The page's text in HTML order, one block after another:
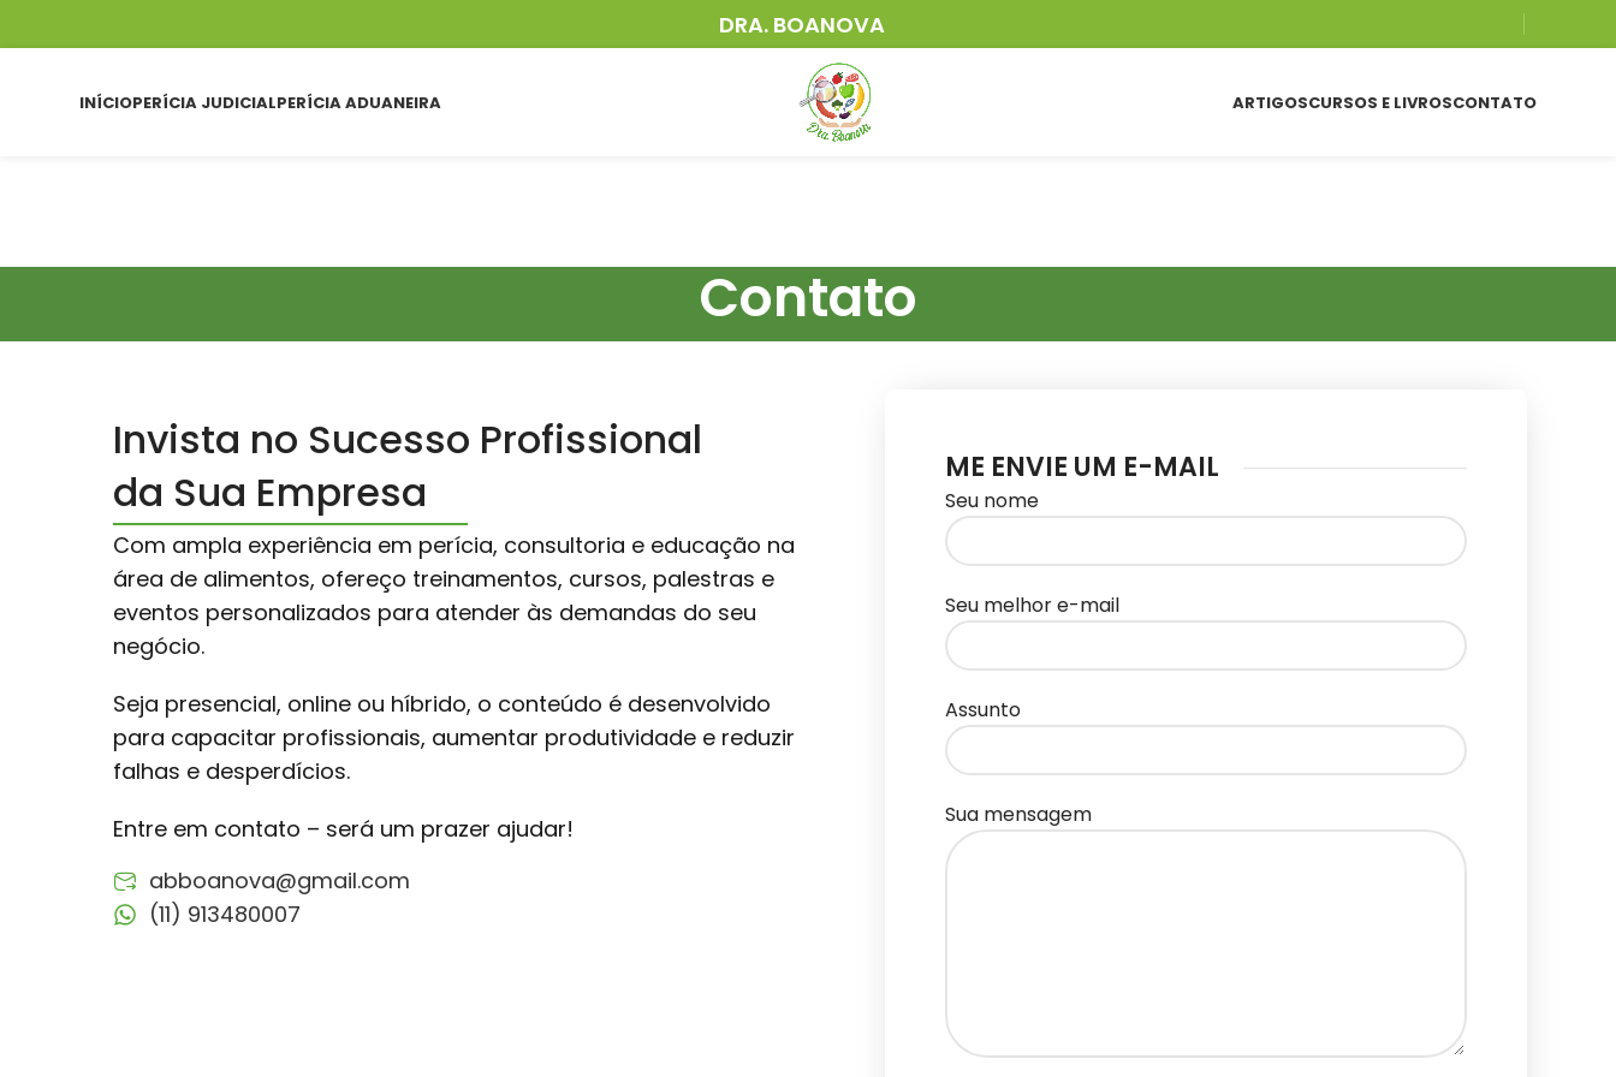
DRA. BOANOVA
INÍCIOPERÍCIA JUDICIALPERÍCIA ADUANEIRA ARTIGOSCURSOS E LIVROSCONTATO
Contato
Invista no Sucesso Profissional
da Sua Empresa
Com ampla experiência em perícia, consultoria e educação na
área de alimentos, ofereço treinamentos, cursos, palestras e
eventos personalizados para atender às demandas do seu
negócio.
Seja presencial, online ou híbrido, o conteúdo é desenvolvido
para capacitar profissionais, aumentar produtividade e reduzir
falhas e desperdícios.
Entre em contato – será um prazer ajudar!
abboanova@gmail.com
(11) 913480007
ME ENVIE UM E-MAIL
Seu nome
Seu melhor e-mail
Assunto
Sua mensagem